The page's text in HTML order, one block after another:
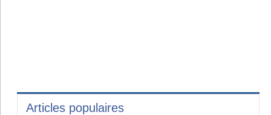
Articles populaires